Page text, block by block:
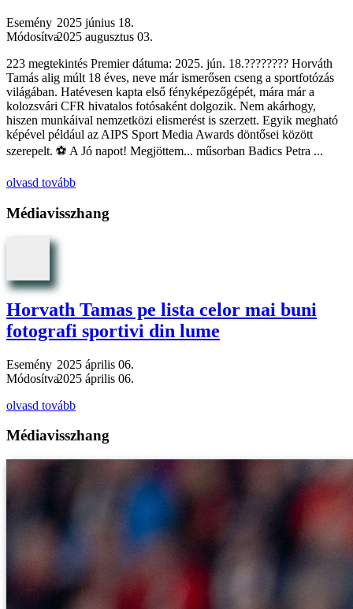
Esemény 2025 június 18.
Módosítva2025 augusztus 03.
223 megtekintés Premier dátuma: 2025. jún. 18.????????️ Horváth
Tamás alig múlt 18 éves, neve már ismerősen cseng a sportfotózás
világában. Hatévesen kapta első fényképezőgépét, mára már a
kolozsvári CFR hivatalos fotósaként dolgozik. Nem akárhogy,
hiszen munkáival nemzetközi elismerést is szerzett. Egyik megható
képével például az AIPS Sport Media Awards döntősei között
szerepelt. ⚽ A Jó napot! Megjöttem... műsorban Badics Petra ...
olvasd tovább
Médiavisszhang
Horvath Tamas pe lista celor mai buni
fotografi sportivi din lume
Esemény 2025 április 06.
Módosítva2025 április 06.
olvasd tovább
Médiavisszhang